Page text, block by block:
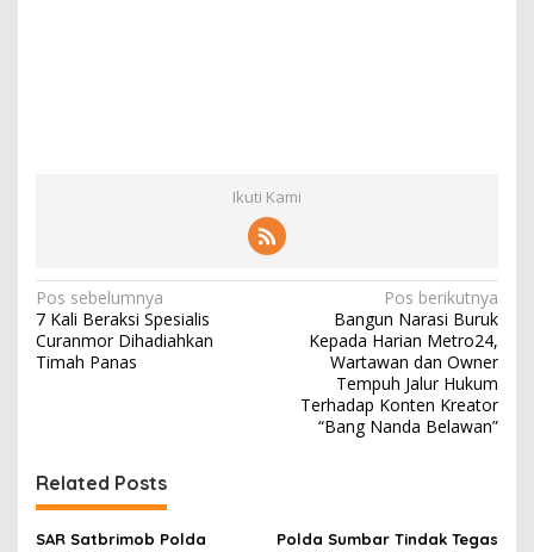
Ikuti Kami
N
a
v
a
s
i
Pos sebelumnya
7 Kali Beraksi Spesialis
Curanmor Dihadiahkan
Timah Panas
Pos berikutnya
Bangun Narasi Buruk
Kepada Harian Metro24,
Wartawan dan Owner
Tempuh Jalur Hukum
Terhadap Konten Kreator
“Bang Nanda Belawan”
Related Posts
SAR Satbrimob Polda
Polda Sumbar Tindak Tegas